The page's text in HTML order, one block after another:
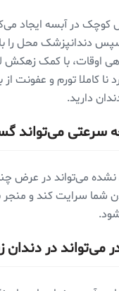
در آبسه ایجاد
دندانپزشک محل را
اوقات، با کمک زهکش
نا کاملا تورم و عفونت
دارید.
سرعتی می‌تواند
می‌تواند در عرض
شما سرایت کند و منجر
می‌تواند در دندان